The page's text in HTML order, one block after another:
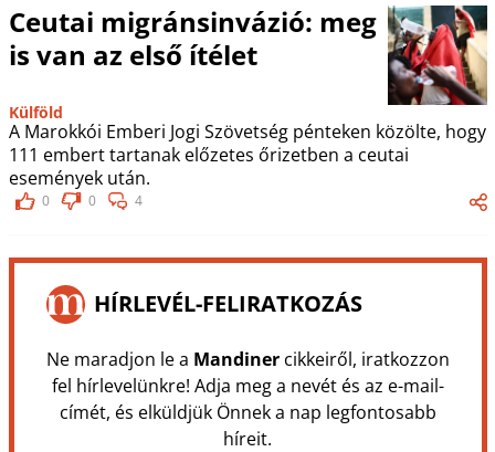
Ceutai migránsinvázió: meg
is van az első ítélet
Külföld
A Marokkói Emberi Jogi Szövetség pénteken közölte, hogy
111 embert tartanak előzetes őrizetben a ceutai
események után.
0 0 4
HÍRLEVÉL-FELIRATKOZÁS
Ne maradjon le a Mandinercikkeiről, iratkozzon
fel hírlevelünkre! Adja meg a nevét és az e-mail-
címét, és elküldjük Önnek a nap legfontosabb
híreit.